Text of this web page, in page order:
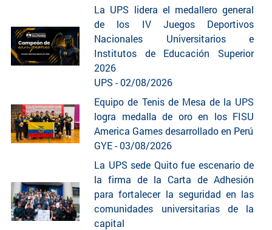
La UPS lidera el medallero general
de los IV Juegos Deportivos
Nacionales Universitarios e
Institutos de Educación Superior
2026
UPS - 02/08/2026
Equipo de Tenis de Mesa de la UPS
logra medalla de oro en los FISU
America Games desarrollado en Perú
GYE - 03/08/2026
La UPS sede Quito fue escenario de
la firma de la Carta de Adhesión
para fortalecer la seguridad en las
comunidades universitarias de la
capital